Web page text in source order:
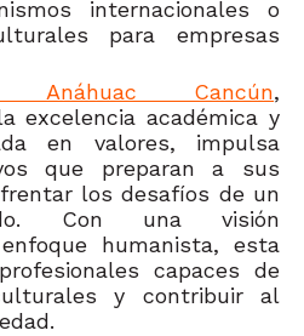
internacionales o
para empresas
Anáhuac Cancún,
excelencia académica y
en valores, impulsa
que preparan a sus
los desafíos de un
Con una visión
humanista, esta
capaces de
y contribuir al